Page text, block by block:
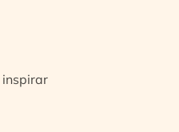
inspirar